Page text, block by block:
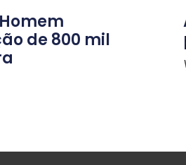
de 800 mil